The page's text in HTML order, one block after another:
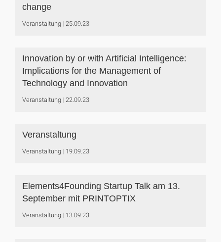
change
Veranstaltung 25.09.23
Innovation by or with Artificial Intelligence:
Implications for the Management of
Technology and Innovation
Veranstaltung 22.09.23
Veranstaltung
Veranstaltung 19.09.23
Elements4Founding Startup Talk am 13.
September mit PRINTOPTIX
Veranstaltung 13.09.23